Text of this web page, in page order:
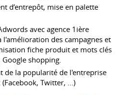
d’entrepôt, mise en palette
avec agence 1ière
l'amélioration des campagnes et
fiche produit et mots clés
shopping.
de la popularité de l'entreprise
Twitter, ...)